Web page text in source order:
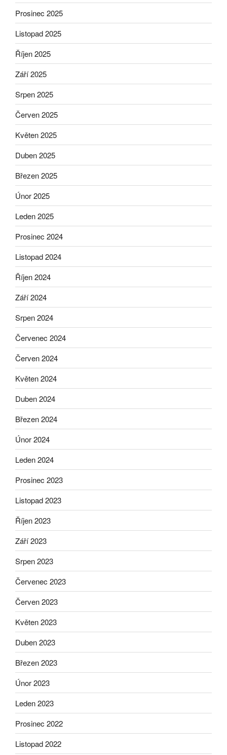
Prosinec 2025
Listopad 2025
Říjen 2025
Září 2025
Srpen 2025
Červen 2025
Květen 2025
Duben 2025
Březen 2025
Únor 2025
Leden 2025
Prosinec 2024
Listopad 2024
Říjen 2024
Září 2024
Srpen 2024
Červenec 2024
Červen 2024
Květen 2024
Duben 2024
Březen 2024
Únor 2024
Leden 2024
Prosinec 2023
Listopad 2023
Říjen 2023
Září 2023
Srpen 2023
Červenec 2023
Červen 2023
Květen 2023
Duben 2023
Březen 2023
Únor 2023
Leden 2023
Prosinec 2022
Listopad 2022